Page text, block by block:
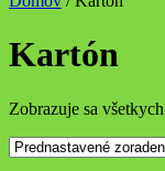
Kartón
Zobrazuje sa